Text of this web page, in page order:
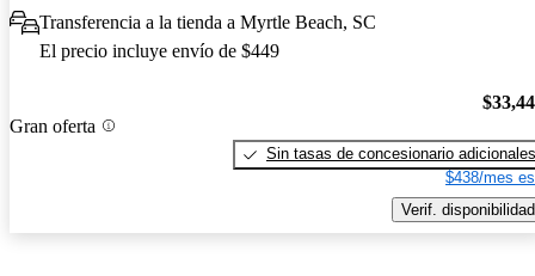
Transferencia a la tienda a Myrtle Beach, SC
El precio incluye envío de $449
Gran oferta
Sin tasas de concesionario adicionales
$438/mes
Verif. disponibilidad